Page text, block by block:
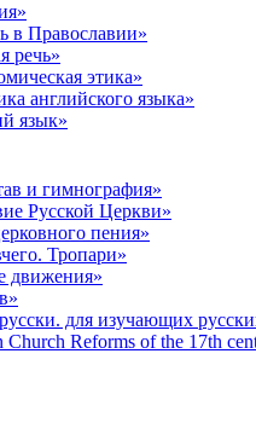
в Православии»
речь»
этика»
английского языка»
язык»
и гимнография»
Русской Церкви»
пения»
Тропари»
движения»
для изучающих
Church Reforms of the 17th